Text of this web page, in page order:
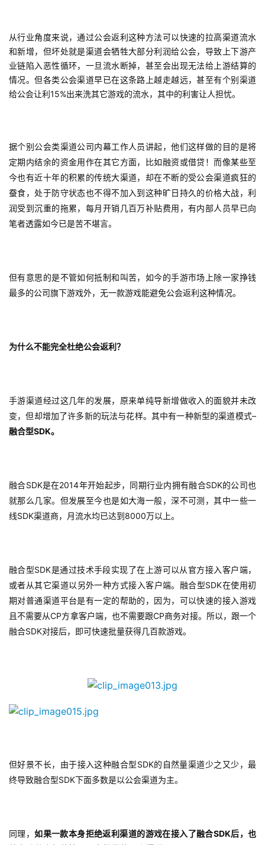
戏
单
机
游
休
闲
游
戏
2
0
第
十
茶
7
月
日
游
对
接
会
上
中
中
国
)
从行业角度来说，通过公会返利这种方法可以快速的拉高渠道流水
和新增，但坏处就是渠道会牺牲大部分利润给公会，导致上下游产
业链陷入恶性循环，一旦流水断掉，甚至会出现无法给上游结算的
情况。但各类公会渠道早已在这条路上越走越远，甚至有个别渠道
给公会让利 15%出来洗其它游戏的流水，其中的利害让人担忧。
据个别公会类渠道公司内幕工作人员讲起，他们这样做的目的是将
定期内结余的资金用作在其它方面，比如融资或借贷！而像某些至
今也有近十年的积累的传统大渠道，却在不断的受公会渠道疯狂的
蚕食，处于防守状态也不得不加入到这种旷日持久的价格大战，利
润受到沉重的拖累，每月开销几百万补贴费用，有内部人员早已向
笔者透露如今已是苦不堪言。
但有意思的是不管如何抵制和叫苦，如今的手游市场上除一家挣钱
最多的公司旗下游戏外，无一款游戏能避免公会返利这种情况。
为什么不能完全杜绝公会返利？
手游渠道经过这几年的发展，原来单纯导新增做收入的面貌并未改
变，但却增加了许多新的玩法与花样。其中有一种新型的渠道模式–
融合型SDK。
融合SDK是在2014年开始起步，同期行业内拥有融合SDK的公司也
就那么几家。但发展至今也是如大海一般，深不可测，其中一些一
线SDK渠道商，月流水均已达到 8000 万以上。
融合型SDK是通过技术手段实现了在上游可以从官方接入客户端，
或者从其它渠道以另外一种方式接入客户端。融合型SDK在使用初
期对普通渠道平台是有一定的帮助的，因为，可以快速的接入游戏
且不需要从CP方拿客户端，也不需要跟CP商务对接。所以，跟一个
融合SDK对接后，即可快速批量获得几百款游戏。
但好景不长，由于接入这种融合型 SDK的自然量渠道少之又少，最
终导致融合型SDK 下面多数是以公会渠道为主。
同理，如果一款本身拒绝返利渠道的游戏在接入了融合SDK后，也